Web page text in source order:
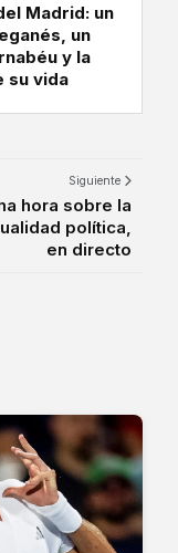
Madrid: un
un
y la
su vida
Siguiente
hora sobre la
política,
en directo